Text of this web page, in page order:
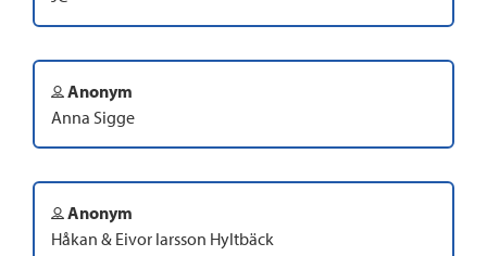
Anonym
Anna Sigge
Anonym
Håkan & Eivor larsson Hyltbäck